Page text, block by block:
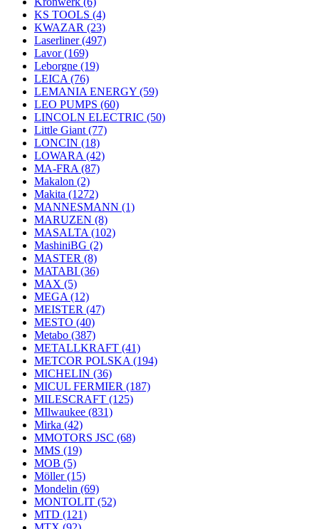
KS TOOLS (4)
KWAZAR (23)
Laserliner(497)
Lavor(169)
Leborgne (19)
LEICA (76)
LEMANIA ENERGY (59)
LEO PUMPS (60)
LINCOLN ELECTRIC (50)
Little Giant (77)
LONCIN (18)
LOWARA (42)
MA-FRA (87)
Makalon (2)
Makita (1272)
MANNESMANN (1)
MARUZEN (8)
MASALTA (102)
MashiniBG (2)
MASTER (8)
MATABI (36)
MAX (5)
MEGA (12)
MEISTER (47)
MESTO (40)
Metabo (387)
METALLKRAFT (41)
METCOR POLSKA (194)
MICHELIN (36)
MICUL FERMIER (187)
MILESCRAFT (125)
MIlwaukee (831)
Mirka (42)
MMOTORS JSC (68)
MMS (19)
MOB (5)
Möller(15)
Mondelin (69)
MONTOLIT (52)
MTD (121)